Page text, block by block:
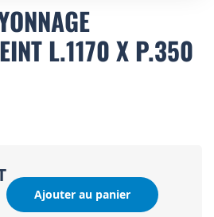
L.1170 X P.350
Ajouter au panier